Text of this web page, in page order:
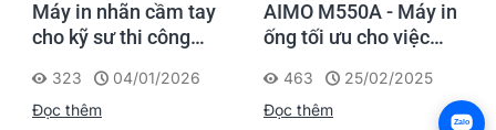
AIMO M550A - Máy in
ống tối ưu cho việc
nhận diện cáp điện,
cáp mạng
463
25/02/2025
Đọc thêm
PT-E110, PT-E310BT,
PT-E560BT: Giải pháp
nghiệp của Brother
564
22/01/2025
Đọc thêm
Zalo